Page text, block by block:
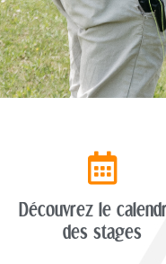
Découvrez le
des stages